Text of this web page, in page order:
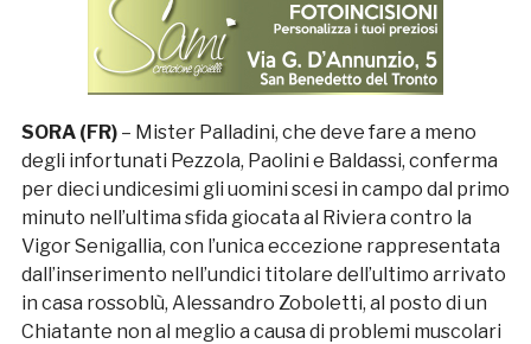
SORA (FR)– Mister Palladini, che deve fare a meno
degli infortunati Pezzola, Paolini e Baldassi, conferma
per dieci undicesimi gli uomini scesi in campo dal primo
minuto nell’ultima sfida giocata al Riviera contro la
Vigor Senigallia, con l’unica eccezione rappresentata
dall’inserimento nell’undici titolare dell’ultimo arrivato
in casa rossoblù, Alessandro Zoboletti, al posto di un
Chiatante non al meglio a causa di problemi muscolari